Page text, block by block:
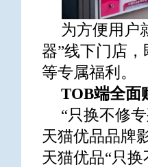
为方便用户
器”线下门店
等专属福利。
TOB端全面
“只换不修
天猫优品品牌
天猫优品“只